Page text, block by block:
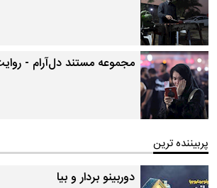
مجموعه مستند دل‌آرام -
پربیننده ترین
دوربینو بردار و بیا